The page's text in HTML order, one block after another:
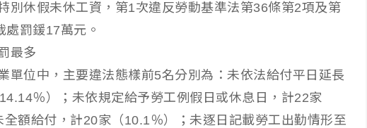
別休假未休工資，第1次違反勞動基準法第36條第2項及第
罰鍰17萬元。
最多
單位中，主要違法態樣前5名分別為：未依法給付平日延長
％）；未依規定給予勞工例假日或休息日，計22家
全額給付，計20家（10.1％）；未逐日記載勞工出勤情形至